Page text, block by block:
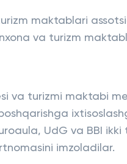
maktablari
va turizm
va turizmi maktabi
UdG va BBI
imzoladilar.